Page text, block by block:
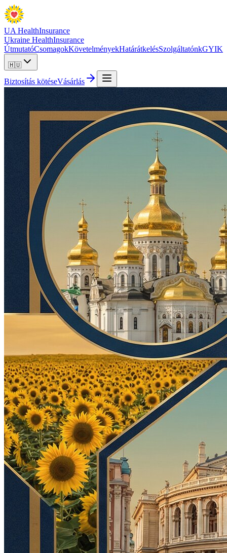
UA HealthInsurance
Ukraine HealthInsurance
ÚtmutatóCsomagokKövetelményekHatárátkelésSzolgáltatónkGYIK
🇭🇺
Biztosítás kötéseVásárlás